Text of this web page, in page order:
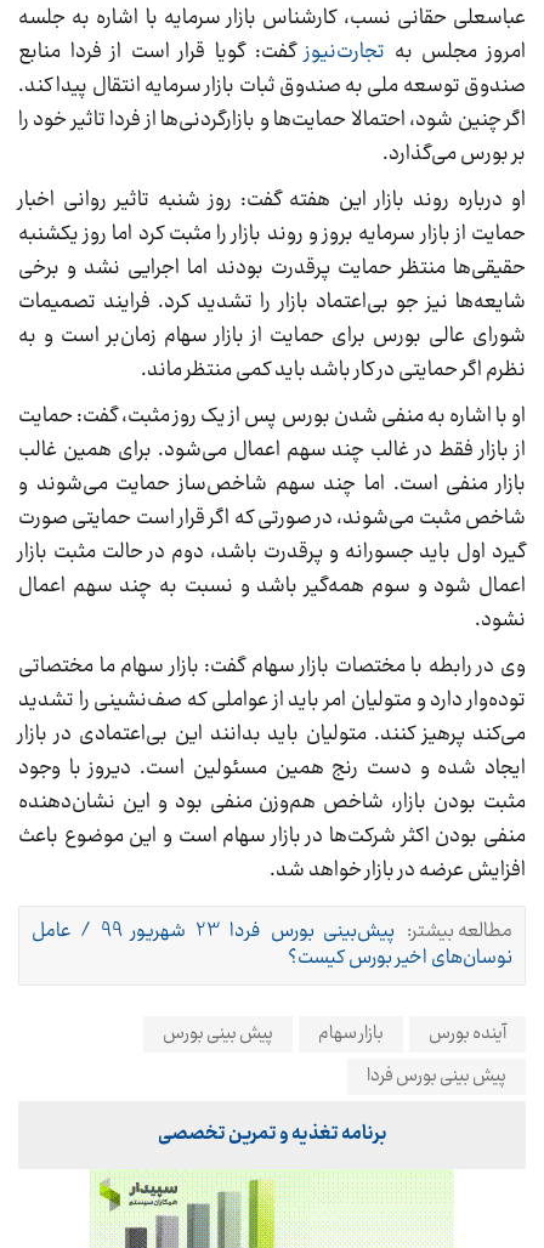
عباسعلی حقانی نسب، کارشناس بازار سرمایه با اشاره به جلسه
امروز مجلس به تجارت‌نیوزگفت: گویا قرار است از فردا منابع
صندوق توسعه ملی به صندوق ثبات بازار سرمایه انتقال پیدا کند.
اگر چنین شود، احتمالا حمایت‌ها و بازارگردنی‌ها از فردا تاثیر خود را
بر بورس می‌گذارد.
او درباره روند بازار این هفته گفت: روز شنبه تاثیر روانی اخبار
حمایت از بازار سرمایه بروز و روند بازار را مثبت کرد اما روز یکشنبه
حقیقی‌ها منتظر حمایت پرقدرت بودند اما اجرایی نشد و برخی
شایعه‌ها نیز جو بی‌اعتماد بازار را تشدید کرد. فرایند تصمیمات
شورای عالی بورس برای حمایت از بازار سهام زمان‌بر است و به
نظرم اگر حمایتی در کار باشد باید کمی منتظر ماند.
او با اشاره به منفی شدن بورس پس از یک روز مثبت، گفت: حمایت
از بازار فقط در غالب چند سهم اعمال می‌شود. برای همین غالب
بازار منفی است. اما چند سهم شاخص‌ساز حمایت می‌شوند و
شاخص مثبت می‌شوند، در صورتی که اگر قرار است حمایتی صورت
گیرد اول باید جسورانه و پرقدرت باشد، دوم در حالت مثبت بازار
اعمال شود و سوم همه‌گیر باشد و نسبت به چند سهم اعمال
نشود.
وی در رابطه با مختصات بازار سهام گفت: بازار سهام ما مختصاتی
توده‌وار دارد و متولیان امر باید از عواملی که صف‌نشینی را تشدید
می‌کند پرهیز کنند. متولیان باید بدانند این بی‌اعتمادی در بازار
ایجاد شده و دست رنج همین مسئولین است. دیروز با وجود
مثبت بودن بازار، شاخص هم‌وزن منفی بود و این نشان‌دهنده
منفی بودن اکثر شرکت‌ها در بازار سهام است و این موضوع باعث
افزایش عرضه در بازار خواهد شد.
مطالعه بیشتر:
پیش‌بینی بورس فردا 23 شهریور 99 / عامل
نوسان‌های اخیر بورس کیست؟
آینده بورس بازار سهام
پیش بینی بورس
پیش بینی بورس فردا
برنامه تغذیه و تمرین تخصصی